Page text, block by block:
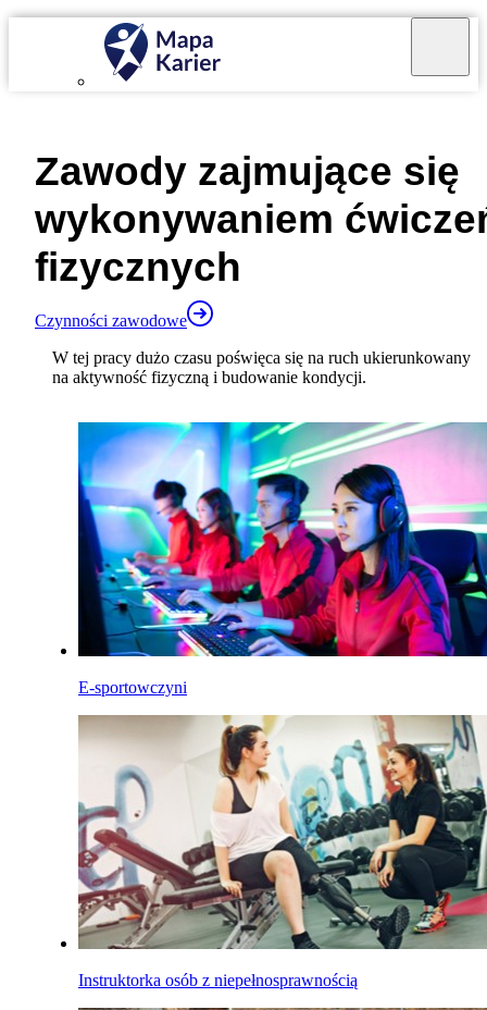
Zawody zajmujące się
wykonywaniem
fizycznych
Czynności zawodowe
W tej pracy dużo czasu poświęca się na ruch ukierunkowany
na aktywność fizyczną i budowanie kondycji.
E-sportowczyni
Instruktorka osób z niepełnosprawnością